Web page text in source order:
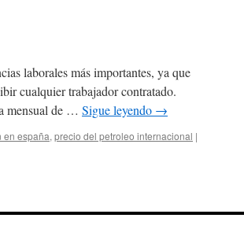
laborales más importantes, ya que
cualquier trabajador contratado.
mensual de … Sigue leyendo →
en españa, precio del petroleo internacional |